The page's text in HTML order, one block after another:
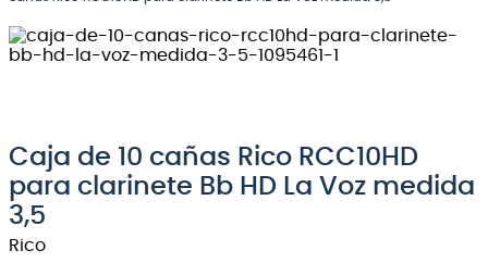
Caja de 10 cañas Rico RCC10HD
para clarinete Bb HD La Voz medida
3,5
Rico
2.
bajo
5.
amplificador
6.
teclado
7.